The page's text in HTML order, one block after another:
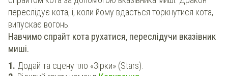
переслідує кота, і, коли йому вдасться торкнутися кота,
випускає вогонь.
Навчимо спрайт кота рухатися, переслідучи вказівник
миші.
Додай та сцену тло «Зірки» (Stars).